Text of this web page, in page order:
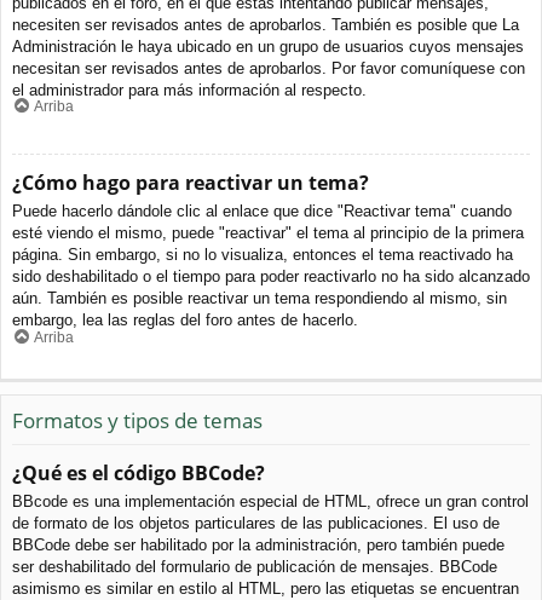
necesiten ser revisados antes de aprobarlos. También es posible que La
Administración le haya ubicado en un grupo de usuarios cuyos mensajes
necesitan ser revisados antes de aprobarlos. Por favor comuníquese con
el administrador para más información al respecto.
Arriba
¿Cómo hago para reactivar un tema?
Puede hacerlo dándole clic al enlace que dice "Reactivar tema" cuando
esté viendo el mismo, puede "reactivar" el tema al principio de la primera
página. Sin embargo, si no lo visualiza, entonces el tema reactivado ha
sido deshabilitado o el tiempo para poder reactivarlo no ha sido alcanzado
aún. También es posible reactivar un tema respondiendo al mismo, sin
embargo, lea las reglas del foro antes de hacerlo.
Arriba
Formatos y tipos de temas
¿Qué es el código BBCode?
BBcode es una implementación especial de HTML, ofrece un gran control
de formato de los objetos particulares de las publicaciones. El uso de
BBCode debe ser habilitado por la administración, pero también puede
ser deshabilitado del formulario de publicación de mensajes. BBCode
asimismo es similar en estilo al HTML, pero las etiquetas se encuentran